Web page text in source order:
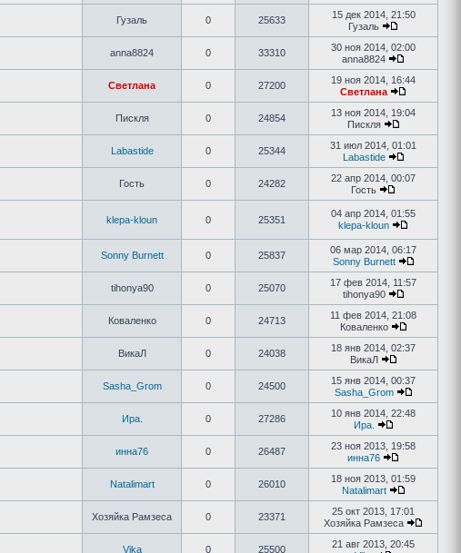
Гузаль 0 25633
15 дек 2014, 21:50
Гузаль
anna8824 0 33310
30 ноя 2014, 02:00
anna8824
Светлана 0 27200
19 ноя 2014, 16:44
Светлана
Пискля 0 24854
13 ноя 2014, 19:04
Пискля
Labastide 0 25344
31 июл 2014, 01:01
Labastide
Гость 0 24282
22 апр 2014, 00:07
Гость
klepa-kloun 0 25351
04 апр 2014, 01:55
klepa-kloun
Sonny Burnett 0 25837
06 мар 2014, 06:17
Sonny Burnett
tihonya90 0 25070
17 фев 2014, 11:57
tihonya90
Коваленко 0 24713
11 фев 2014, 21:08
Коваленко
ВикаЛ 0 24038
18 янв 2014, 02:37
ВикаЛ
Sasha_Grom 0 24500
15 янв 2014, 00:37
Sasha_Grom
Ира. 0 27286
10 янв 2014, 22:48
Ира.
инна76 0 26487
23 ноя 2013, 19:58
инна76
Natalimart 0 26010
18 ноя 2013, 01:59
Natalimart
Хозяйка Рамзеса 0 23371
25 окт 2013, 17:01
Хозяйка Рамзеса
Vika 0 25500
21 авг 2013, 20:45